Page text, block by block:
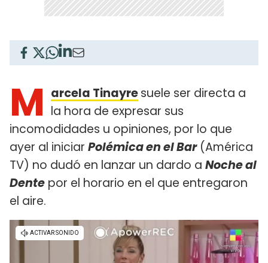
M arcela Tinayresuele ser directa a
la hora de expresar sus
incomodidades u opiniones, por lo que
ayer al iniciar Polémica en el Bar(América
TV) no dudó en lanzar un dardo a Noche al
Dente por el horario en el que entregaron
el aire.